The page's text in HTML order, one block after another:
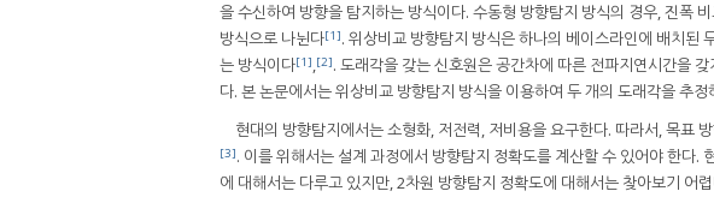
을 수신하여 방향을 탐지하는 방식이다. 수동형 방향탐지 방식의 경우, 진폭
방식으로 나뉜다[1]. 위상비교 방향탐지 방식은 하나의 베이스라인에 배치된
는 방식이다[1],[2]. 도래각을 갖는 신호원은 공간차에 따른 전파지연시간을
다. 본 논문에서는 위상비교 방향탐지 방식을 이용하여 두 개의 도래각을 추
현대의 방향탐지에서는 소형화, 저전력, 저비용을 요구한다. 따라서, 목표
[3]. 이를 위해서는 설계 과정에서 방향탐지 정확도를 계산할 수 있어야 한다
에 대해서는 다루고 있지만, 2차원 방향탐지 정확도에 대해서는 찾아보기 어